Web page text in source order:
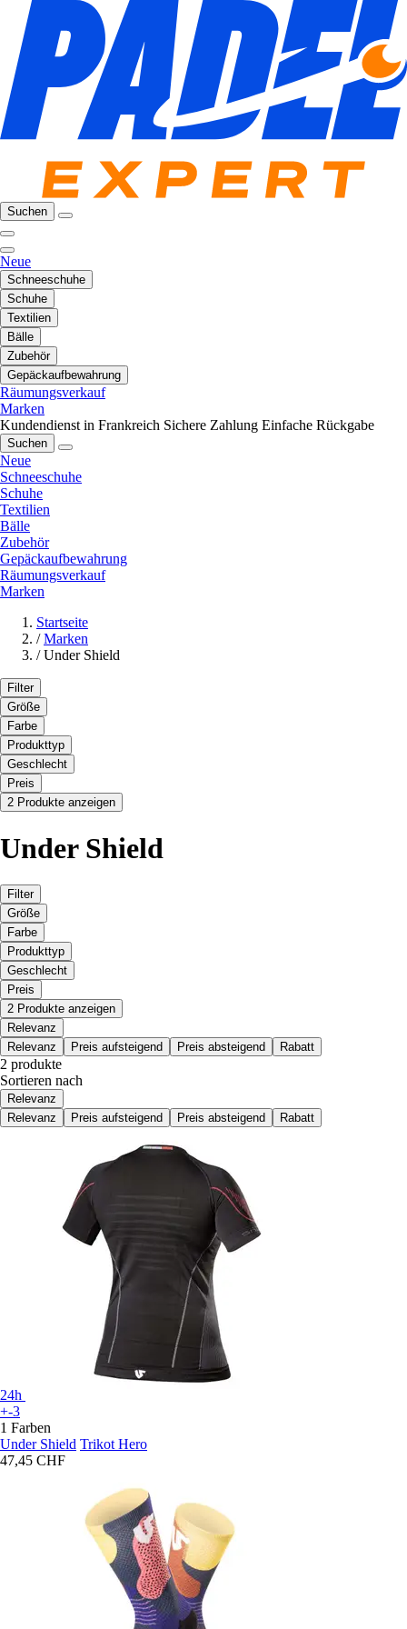
Suchen
Neue
Schneeschuhe
Schuhe
Textilien
Bälle
Zubehör
Gepäckaufbewahrung
Räumungsverkauf
Marken
Kundendienst in Frankreich Sichere Zahlung Einfache Rückgabe
Suchen
Neue
Schneeschuhe
Schuhe
Textilien
Bälle
Zubehör
Gepäckaufbewahrung
Räumungsverkauf
Marken
Startseite
/ Marken
/ Under Shield
Filter
Größe
Farbe
Produkttyp
Geschlecht
Preis
2 Produkte anzeigen
Under Shield
Filter
Größe
Farbe
Produkttyp
Geschlecht
Preis
2 Produkte anzeigen
Relevanz
Relevanz
Preis aufsteigend Preis absteigend Rabatt
2 produkte
Sortieren nach
Relevanz
Relevanz
Preis aufsteigend Preis absteigend Rabatt
24h
+-3
1 Farben
Under Shield Trikot Hero
47,45 CHF